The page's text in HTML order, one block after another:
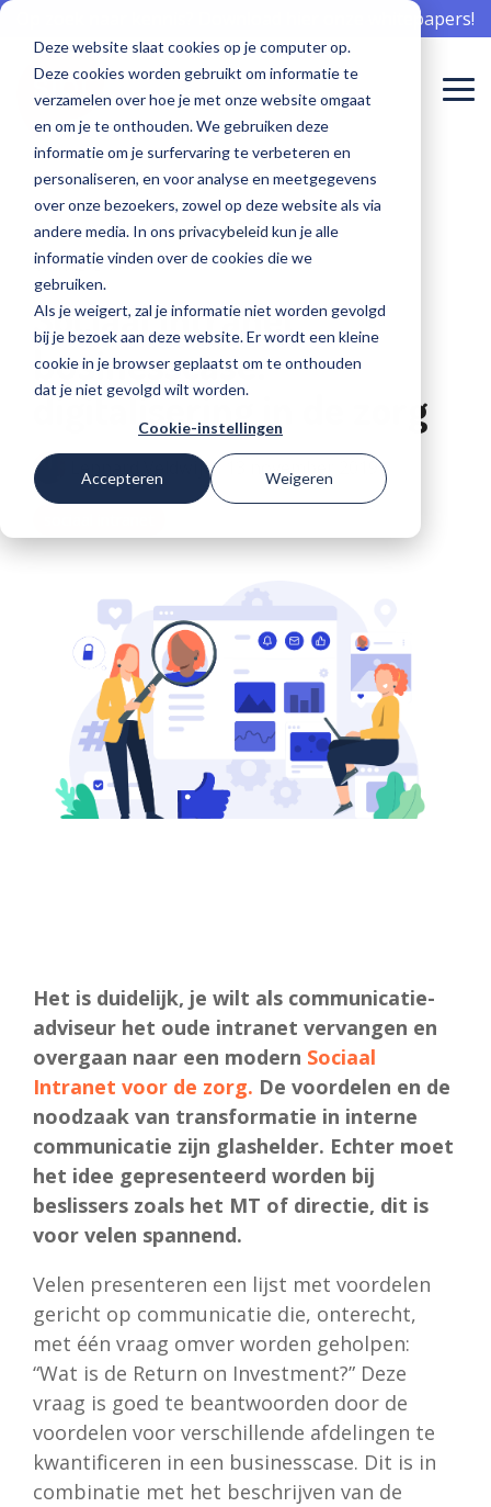
Deze website slaat cookies op je computer op.
Deze cookies worden gebruikt om informatie te
verzamelen over hoe je met onze website omgaat
en om je te onthouden. We gebruiken deze
informatie om je surfervaring te verbeteren en
personaliseren, en voor analyse en meetgegevens
over onze bezoekers, zowel op deze website als via
andere media. In ons privacybeleid kun je alle
informatie vinden over de cookies die we
gebruiken.
Als je weigert, zal je informatie niet worden gevolgd
bij je bezoek aan deze website. Er wordt een kleine
cookie in je browser geplaatst om te onthouden
dat je niet gevolgd wilt worden.
Cookie-instellingen
Accepteren Weigeren
Skip
main
content.
Op zoek naar kennis? Download hier onze whitepapers!
Software voor onboarding
De beste onboarding begint hier
Sociaal intranet
Hét intranet, specifiek voor de zorg
Software voor een modern MTO
Software voor offboarding
Haal het goud op en creëer ambassadeurs
Software voor engagement
Bereik zorgprofessionals écht
Meepraten
over
software
voor de
experience?
COMMUNITY
Communicatie professional
Bereik zorgprofessionals met aandacht
HR professional
Op naar de beste employee experience
ICT professional
Veilig en vertrouwd innovatie toepassen
Recruiter
Voorkom vroegtijdige uitstroom in de zorg
Sibi is er voor...
Verpleging, Verzorging en
Ziekenhuiszorg
Gehandicaptenzorg
Aan de slag
met
software
voor
DEMO
AANVRAGEN
Events
Kom langs en leer van elkaar
Blogs
Interessante kennis over het behoud van medewerkers
Whitepapers
Gebruik kennis in jouw organisatie
Workshops
Aan de slag met de perfecte employee experience
Meepraten
over
software
voor de
experience?
COMMUNITY
Waarom Sibi
De zorg nu en in de toekomst beschikbaar houden
Cases
Succesverhalen van onze klanten
Team
Welke knappe koppen werken bij Sibi
Werken bij Sibi
Help ons mee, maak ook impact voor de zorg
Nieuwsberichten
Sibi in het nieuws
4 MIN READ
Sociaal intranet
businesscase:
digitalisering in de zorg
Lennard Veldwijk: 13 november 2019
Het is duidelijk, je wilt als communicatie-
adviseur het oude intranet vervangen en
overgaan naar een modern Sociaal
Intranet voor de zorg. De voordelen en de
noodzaak van transformatie in interne
communicatie zijn glashelder. Echter moet
het idee gepresenteerd worden bij
beslissers zoals het MT of directie, dit is
voor velen spannend.
Velen presenteren een lijst met voordelen
gericht op communicatie die, onterecht,
met één vraag omver worden geholpen:
“Wat is de Return on Investment?” Deze
vraag is goed te beantwoorden door de
voordelen voor verschillende afdelingen te
kwantificeren in een businesscase. Dit is in
combinatie met het beschrijven van de